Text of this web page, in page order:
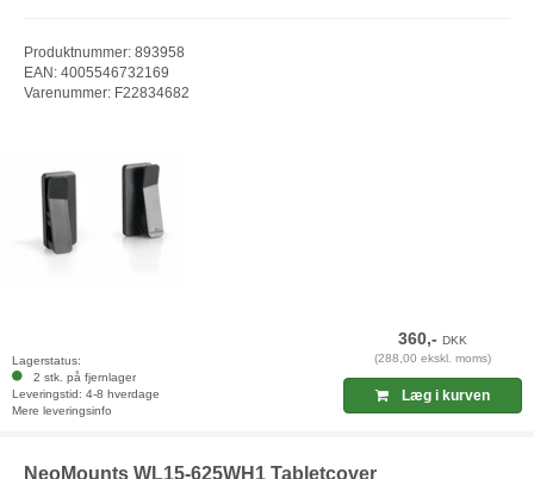
Produktnummer: 893958
EAN: 4005546732169
Varenummer: F22834682
Lagerstatus:
2 stk. på fjernlager
Leveringstid: 4-8 hverdage
Mere leveringsinfo
360,-DKK
(288,00 ekskl. moms)
Læg i kurven
NeoMounts WL15-625WH1 Tabletcover